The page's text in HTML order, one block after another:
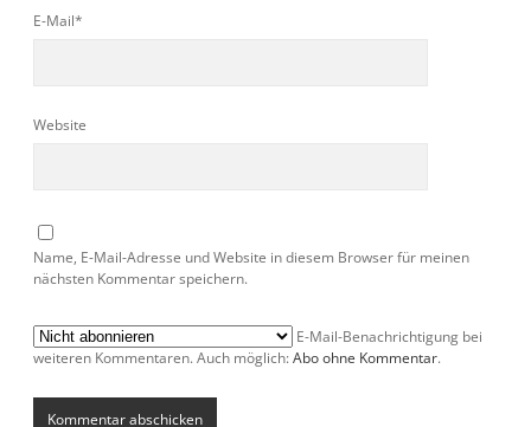
E-Mail*
Website
Name, E-Mail-Adresse und Website in diesem Browser für meinen
nächsten Kommentar speichern.
E-Mail-Benachrichtigung bei
weiteren Kommentaren. Auch möglich: Abo ohne Kommentar.